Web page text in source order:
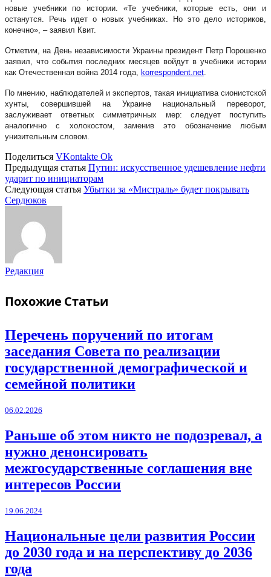
новые учебники по истории. «Те учебники, которые есть, они и
останутся. Речь идет о новых учебниках. Но это дело историков,
конечно», – заявил Квит.
Отметим, на День независимости Украины президент Петр Порошенко
заявил, что события последних месяцев войдут в учебники истории
как Отечественная война 2014 года,
korrespondent.net
По мнению, наблюдателей и экспертов, такая инициатива сионистской
хунты, совершившей на Украине национальный переворот,
заслуживает ответных симметричных мер: следует поступить
аналогично с холокостом, заменив это обозначение любым
унизительным словом.
Поделиться VKontakte Ok
Предыдущая статья Путин: искусственное удешевление нефти
ударит по инициаторам
Следующая статья Убытки за «Мистраль» будет покрывать
Сердюков
Редакция
Похожие Статьи
Перечень поручений по итогам
заседания Совета по реализации
государственной демографической и
семейной политики
06.02.2026
Раньше об этом никто не подозревал, а
нужно денонсировать
межгосударственные соглашения вне
интересов России
19.06.2024
Национальные цели развития России
до 2030 года и на перспективу до 2036
года